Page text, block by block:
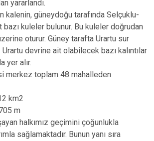
yararlandı.
kalenin, güneydoğu tarafında Selçuklu-
bazı kuleler bulunur. Bu kuleler doğrudan
oturur. Güney tarafta Urartu sur
Urartu devrine ait olabilecek bazı kalıntılar
yer alır.
merkez toplam 48 mahalleden
km2
m
halkımız geçimini çoğunlukla
sağlamaktadır. Bunun yanı sıra